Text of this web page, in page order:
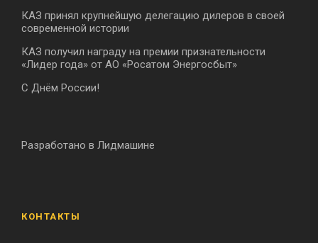
КАЗ принял крупнейшую делегацию дилеров в своей
современной истории
КАЗ получил награду на премии признательности
«Лидер года» от АО «Росатом Энергосбыт»
С Днём России!
Разработано в Лидмашине
КОНТАКТЫ